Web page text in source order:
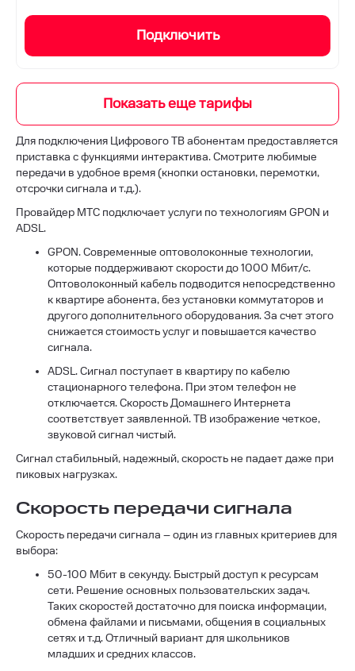
Подключить
Для подключения Цифрового ТВ абонентам предоставляется
приставка с функциями интерактива. Смотрите любимые
передачи в удобное время (кнопки остановки, перемотки,
отсрочки сигнала и т.д.).
Провайдер МТС подключает услуги по технологиям GPON и
ADSL.
GPON. Современные оптоволоконные технологии,
которые поддерживают скорости до 1000 Мбит/с.
Оптоволоконный кабель подводится непосредственно
к квартире абонента, без установки коммутаторов и
другого дополнительного оборудования. За счет этого
снижается стоимость услуг и повышается качество
сигнала.
ADSL. Сигнал поступает в квартиру по кабелю
стационарного телефона. При этом телефон не
отключается. Скорость Домашнего Интернета
соответствует заявленной. ТВ изображение четкое,
звуковой сигнал чистый.
Сигнал стабильный, надежный, скорость не падает даже при
пиковых нагрузках.
Скорость передачи сигнала
Скорость передачи сигнала – один из главных критериев для
выбора:
50-100 Мбит в секунду. Быстрый доступ к ресурсам
сети. Решение основных пользовательских задач.
Таких скоростей достаточно для поиска информации,
обмена файлами и письмами, общения в социальных
сетях и т.д. Отличный вариант для школьников
младших и средних классов.